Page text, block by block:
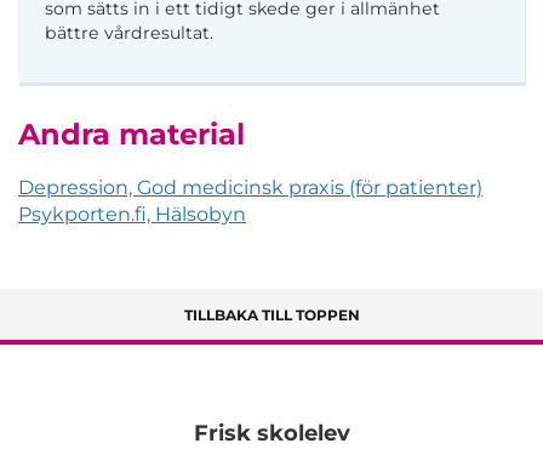
som sätts in i ett tidigt skede ger i allmänhet
bättre vårdresultat.
Andra material
Depression, God medicinsk praxis (för patienter)
Psykporten.fi, Hälsobyn
TILLBAKA TILL TOPPEN
Frisk skolelev